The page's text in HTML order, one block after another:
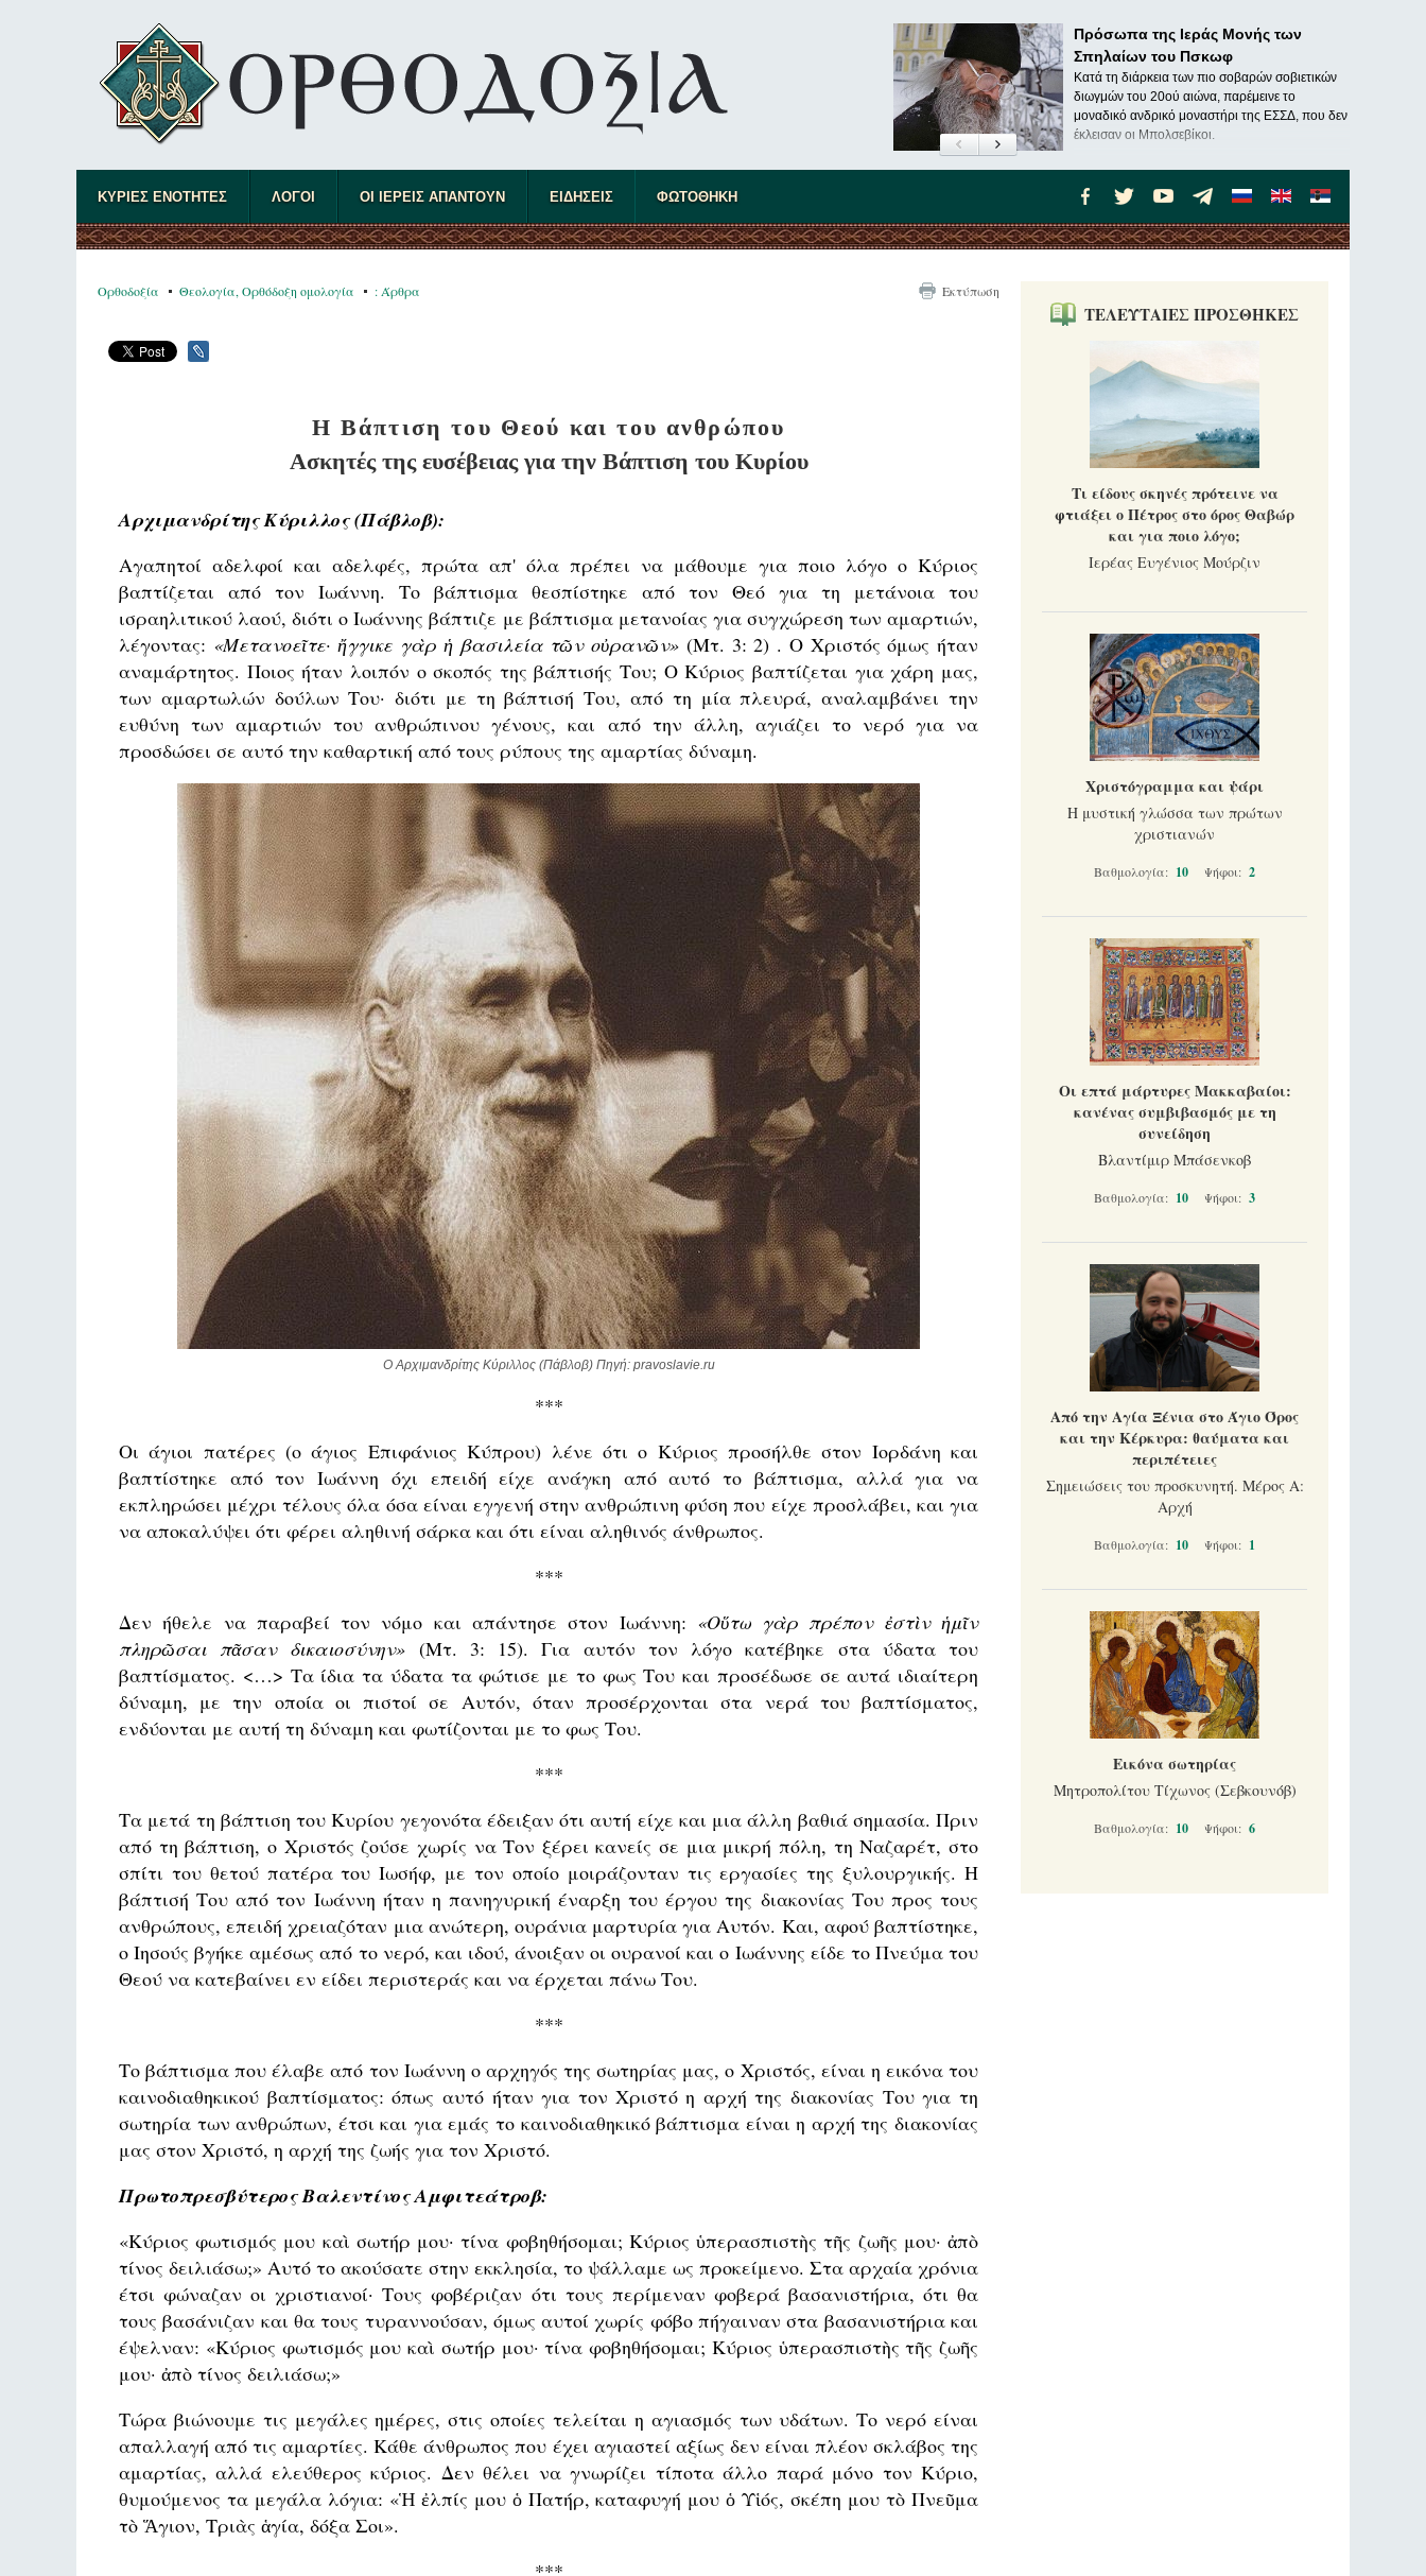
Πρόσωπα της Ιεράς Μονής των
Σπηλαίων του Πσκωφ
Κατά τη διάρκεια των πιο σοβαρών σοβιετικών
διωγμών του 20ού αιώνα, παρέμεινε το
μοναδικό ανδρικό μοναστήρι της ΕΣΣΔ, που δεν
έκλεισαν οι Μπολσεβίκοι.
ΚΥΡΙΕΣ ΕΝΟΤΗΤΕΣ ΛΟΓΟΙ ΟΙ ΙΕΡΕΙΣ ΑΠΑΝΤΟΥΝ ΕΙΔΗΣΕΙΣ ΦΩΤΟΘΗΚΗ
Ορθοδοξία Θεολογία, Ορθόδοξη ομολογία : Άρθρα Εκτύπωση
Η Βάπτιση του Θεού και του ανθρώπου
Ασκητές της ευσέβειας για την Βάπτιση του Κυρίου
Αρχιμανδρίτης Κύριλλος (Πάβλοβ):
Αγαπητοί αδελφοί και αδελφές, πρώτα απ' όλα πρέπει να μάθουμε για ποιο λόγο ο Κύριος
βαπτίζεται από τον Ιωάννη. Το βάπτισμα θεσπίστηκε από τον Θεό για τη μετάνοια του
ισραηλιτικού λαού, διότι ο Ιωάννης βάπτιζε με βάπτισμα μετανοίας για συγχώρεση των αμαρτιών,
λέγοντας: «Μετανοεῖτε· ἤγγικε γὰρ ἡ βασιλεία τῶν οὐρανῶν» (Μτ. 3: 2) . Ο Χριστός όμως ήταν
αναμάρτητος. Ποιος ήταν λοιπόν ο σκοπός της βάπτισής Του; Ο Κύριος βαπτίζεται για χάρη μας,
των αμαρτωλών δούλων Του· διότι με τη βάπτισή Του, από τη μία πλευρά, αναλαμβάνει την
ευθύνη των αμαρτιών του ανθρώπινου γένους, και από την άλλη, αγιάζει το νερό για να
προσδώσει σε αυτό την καθαρτική από τους ρύπους της αμαρτίας δύναμη.
Ο Αρχιμανδρίτης Κύριλλος (Πάβλοβ) Πηγή: pravoslavie.ru
***
Οι άγιοι πατέρες (ο άγιος Επιφάνιος Κύπρου) λένε ότι ο Κύριος προσήλθε στον Ιορδάνη και
βαπτίστηκε από τον Ιωάννη όχι επειδή είχε ανάγκη από αυτό το βάπτισμα, αλλά για να
εκπληρώσει μέχρι τέλους όλα όσα είναι εγγενή στην ανθρώπινη φύση που είχε προσλάβει, και για
να αποκαλύψει ότι φέρει αληθινή σάρκα και ότι είναι αληθινός άνθρωπος.
***
Δεν ήθελε να παραβεί τον νόμο και απάντησε στον Ιωάννη: «Οὕτω γὰρ πρέπον ἐστὶν ἡμῖν
πληρῶσαι πᾶσαν δικαιοσύνην» (Μτ. 3: 15). Για αυτόν τον λόγο κατέβηκε στα ύδατα του
βαπτίσματος. <…> Τα ίδια τα ύδατα τα φώτισε με το φως Του και προσέδωσε σε αυτά ιδιαίτερη
δύναμη, με την οποία οι πιστοί σε Αυτόν, όταν προσέρχονται στα νερά του βαπτίσματος,
ενδύονται με αυτή τη δύναμη και φωτίζονται με το φως Του.
***
Τα μετά τη βάπτιση του Κυρίου γεγονότα έδειξαν ότι αυτή είχε και μια άλλη βαθιά σημασία. Πριν
από τη βάπτιση, ο Χριστός ζούσε χωρίς να Τον ξέρει κανείς σε μια μικρή πόλη, τη Ναζαρέτ, στο
σπίτι του θετού πατέρα του Ιωσήφ, με τον οποίο μοιράζονταν τις εργασίες της ξυλουργικής. Η
βάπτισή Του από τον Ιωάννη ήταν η πανηγυρική έναρξη του έργου της διακονίας Του προς τους
ανθρώπους, επειδή χρειαζόταν μια ανώτερη, ουράνια μαρτυρία για Αυτόν. Και, αφού βαπτίστηκε,
ο Ιησούς βγήκε αμέσως από το νερό, και ιδού, άνοιξαν οι ουρανοί και ο Ιωάννης είδε το Πνεύμα του
Θεού να κατεβαίνει εν είδει περιστεράς και να έρχεται πάνω Του.
***
Το βάπτισμα που έλαβε από τον Ιωάννη ο αρχηγός της σωτηρίας μας, ο Χριστός, είναι η εικόνα του
καινοδιαθηκικού βαπτίσματος: όπως αυτό ήταν για τον Χριστό η αρχή της διακονίας Του για τη
σωτηρία των ανθρώπων, έτσι και για εμάς το καινοδιαθηκικό βάπτισμα είναι η αρχή της διακονίας
μας στον Χριστό, η αρχή της ζωής για τον Χριστό.
Πρωτοπρεσβύτερος Βαλεντίνος Αμφιτεάτροβ:
«Κύριος φωτισμός μου καὶ σωτήρ μου· τίνα φοβηθήσομαι; Κύριος ὑπερασπιστὴς τῆς ζωῆς μου· ἀπὸ
τίνος δειλιάσω;» Αυτό το ακούσατε στην εκκλησία, το ψάλλαμε ως προκείμενο. Στα αρχαία χρόνια
έτσι φώναζαν οι χριστιανοί· Τους φοβέριζαν ότι τους περίμεναν φοβερά βασανιστήρια, ότι θα
τους βασάνιζαν και θα τους τυραννούσαν, όμως αυτοί χωρίς φόβο πήγαιναν στα βασανιστήρια και
έψελναν: «Κύριος φωτισμός μου καὶ σωτήρ μου· τίνα φοβηθήσομαι; Κύριος ὑπερασπιστὴς τῆς ζωῆς
μου· ἀπὸ τίνος δειλιάσω;»
Τώρα βιώνουμε τις μεγάλες ημέρες, στις οποίες τελείται η αγιασμός των υδάτων. Το νερό είναι
απαλλαγή από τις αμαρτίες. Κάθε άνθρωπος που έχει αγιαστεί αξίως δεν είναι πλέον σκλάβος της
αμαρτίας, αλλά ελεύθερος κύριος. Δεν θέλει να γνωρίζει τίποτα άλλο παρά μόνο τον Κύριο,
θυμούμενος τα μεγάλα λόγια: «Ἡ ἐλπίς μου ὁ Πατήρ, καταφυγή μου ὁ Υἱός, σκέπη μου τὸ Πνεῦμα
τὸ Ἅγιον, Τριὰς ἁγία, δόξα Σοι».
***
ΤΕΛΕΥΤΑΙΕΣ ΠΡΟΣΘΗΚΕΣ
Τι είδους σκηνές πρότεινε να
φτιάξει ο Πέτρος στο όρος Θαβώρ
και για ποιο λόγο;
Ιερέας Ευγένιος Μούρζιν
Χριστόγραμμα και ψάρι
Η μυστική γλώσσα των πρώτων
χριστιανών
Βαθμολογία: 10 Ψήφοι: 2
Οι επτά μάρτυρες Μακκαβαίοι:
κανένας συμβιβασμός με τη
συνείδηση
Βλαντίμιρ Μπάσενκοβ
Βαθμολογία: 10 Ψήφοι: 3
Από την Αγία Ξένια στο Άγιο Όρος
και την Κέρκυρα: θαύματα και
περιπέτειες
Σημειώσεις του προσκυνητή. Μέρος Α:
Αρχή
Βαθμολογία: 10 Ψήφοι: 1
Εικόνα σωτηρίας
Μητροπολίτου Τίχωνος (Σεβκουνόβ)
Βαθμολογία: 10 Ψήφοι: 6